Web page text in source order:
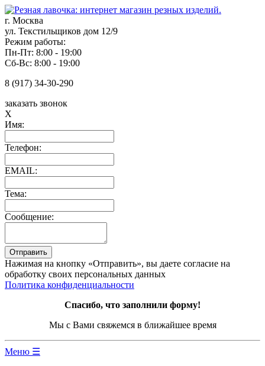
г. Москва
ул. Текстильщиков дом 12/9
Режим работы:
Пн-Пт: 8:00 - 19:00
Сб-Вс: 8:00 - 19:00
8 (917) 34-30-290
заказать звонок
X
Имя:
Телефон:
EMAIL:
Тема:
Сообщение:
Нажимая на кнопку «Отправить», вы даете согласие на
обработку своих персональных данных
Политика конфиденциальности
Спасибо, что заполнили форму!
Мы с Вами свяжемся в ближайшее время
Меню ☰